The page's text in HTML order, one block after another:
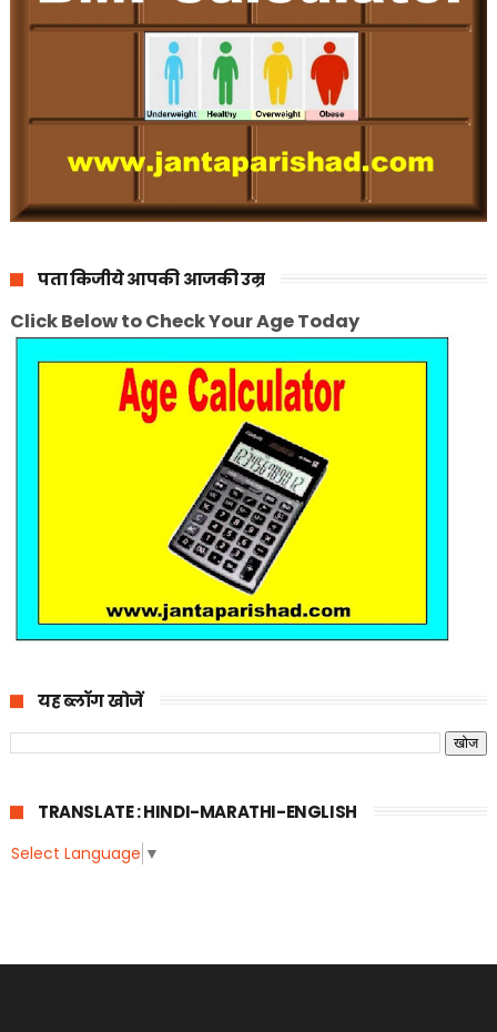
पता किजीये आपकी आजकी उम्र
Click Below to Check Your Age Today
यह ब्लॉग खोजें
TRANSLATE : HINDI-MARATHI-ENGLISH
Select Language ▼